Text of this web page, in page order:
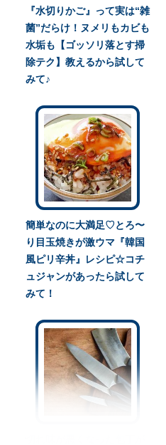
『水切りかご』って実は“雑
菌”だらけ！ヌメリもカビも
水垢も【ゴッソリ落とす掃
除テク】教えるから試して
みて♪
簡単なのに大満足♡とろ〜
り目玉焼きが激ウマ『韓国
風ピリ辛丼』レシピ☆コチ
ュジャンがあったら試して
みて！